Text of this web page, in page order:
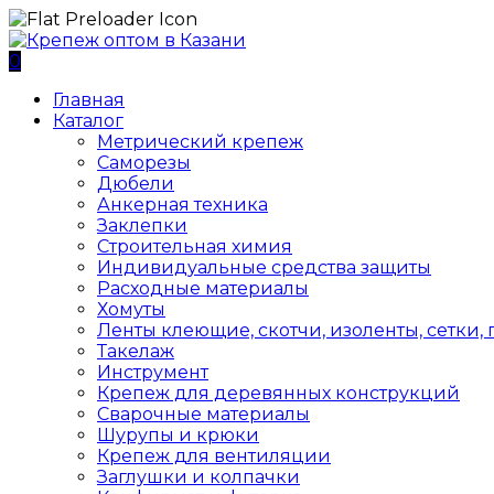
0
Главная
Каталог
Метрический крепеж
Саморезы
Дюбели
Анкерная техника
Заклепки
Строительная химия
Индивидуальные средства защиты
Расходные материалы
Хомуты
Ленты клеющие, скотчи, изоленты, сетки,
Такелаж
Инструмент
Крепеж для деревянных конструкций
Сварочные материалы
Шурупы и крюки
Крепеж для вентиляции
Заглушки и колпачки